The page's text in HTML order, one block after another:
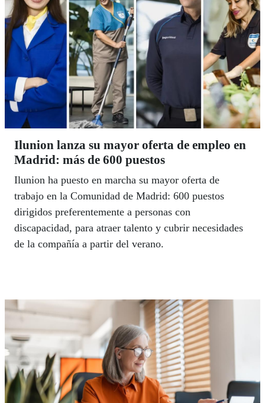
Ilunion lanza su mayor oferta de empleo en
Madrid: más de 600 puestos
Ilunion ha puesto en marcha su mayor oferta de
trabajo en la Comunidad de Madrid: 600 puestos
dirigidos preferentemente a personas con
discapacidad, para atraer talento y cubrir necesidades
de la compañía a partir del verano.